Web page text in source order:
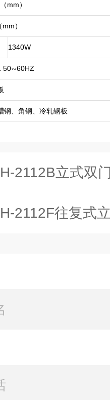
mm）
）
1340W
50∽60HZ
钢、角钢、冷轧钢板
2112B立式双门双
2112F往复式立式双门